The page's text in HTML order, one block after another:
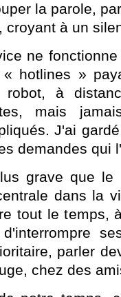
la parole,
croyant à un
ne
hotlines »
robot, à
mais
J'ai
demandes qui
grave que le
dans la
tout le temps,
parler
chez des